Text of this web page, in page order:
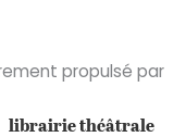
propulsé par
librairie théâtrale